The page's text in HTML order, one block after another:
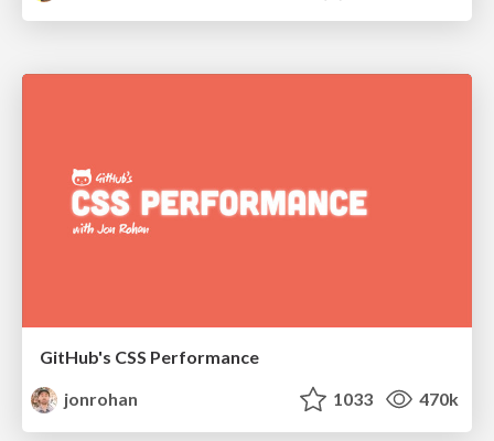
GitHub's CSS Performance
jonrohan
1033 470k